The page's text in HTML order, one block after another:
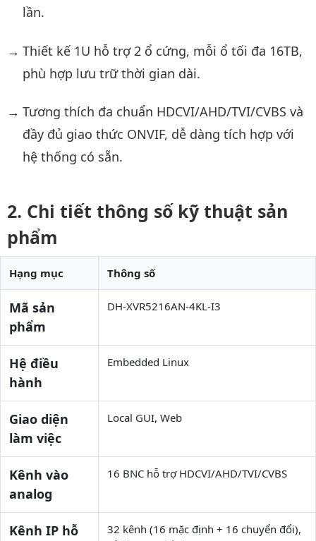
lần.
Thiết kế 1U hỗ trợ 2 ổ cứng, mỗi ổ tối đa 16TB,
phù hợp lưu trữ thời gian dài.
Tương thích đa chuẩn HDCVI/AHD/TVI/CVBS và
đầy đủ giao thức ONVIF, dễ dàng tích hợp với
hệ thống có sẵn.
Chi tiết thông số kỹ thuật sản
phẩm
Hạng mục Thông số
Mã sản
phẩm
DH-XVR5216AN-4KL-I3
Hệ điều
hành
Embedded Linux
Giao diện
làm việc
Local GUI, Web
Kênh vào
analog
16 BNC hỗ trợ HDCVI/AHD/TVI/CVBS
Kênh IP hỗ
32 kênh (16 mặc định + 16 chuyển đổi),